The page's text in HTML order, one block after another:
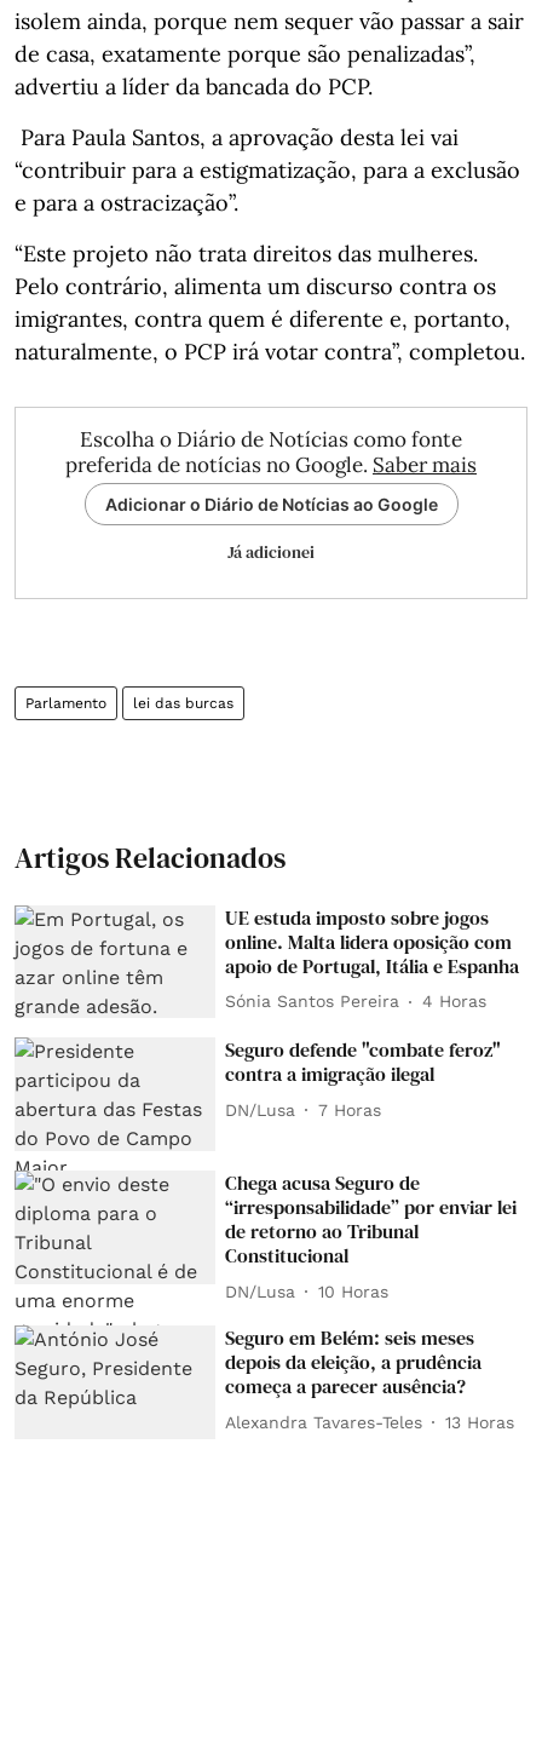
isolem ainda, porque nem sequer vão passar a sair
de casa, exatamente porque são penalizadas”,
advertiu a líder da bancada do PCP.
Para Paula Santos, a aprovação desta lei vai
“contribuir para a estigmatização, para a exclusão
e para a ostracização”.
“Este projeto não trata direitos das mulheres.
Pelo contrário, alimenta um discurso contra os
imigrantes, contra quem é diferente e, portanto,
naturalmente, o PCP irá votar contra”, completou.
Escolha o Diário de Notícias como fonte
preferida de notícias no Google. Saber mais
Adicionar o Diário de Notícias ao Google
Já adicionei
Parlamento lei das burcas
Artigos Relacionados
UE estuda imposto sobre jogos
online. Malta lidera oposição com
apoio de Portugal, Itália e Espanha
Sónia Santos Pereira 4 Horas
Seguro defende "combate feroz"
contra a imigração ilegal
DN/Lusa 7 Horas
Chega acusa Seguro de
“irresponsabilidade” por enviar lei
de retorno ao Tribunal
Constitucional
DN/Lusa 10 Horas
Seguro em Belém: seis meses
depois da eleição, a prudência
começa a parecer ausência?
Alexandra Tavares-Teles 13 Horas